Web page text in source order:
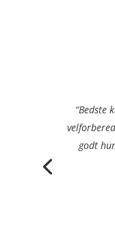
“Bedste
godt